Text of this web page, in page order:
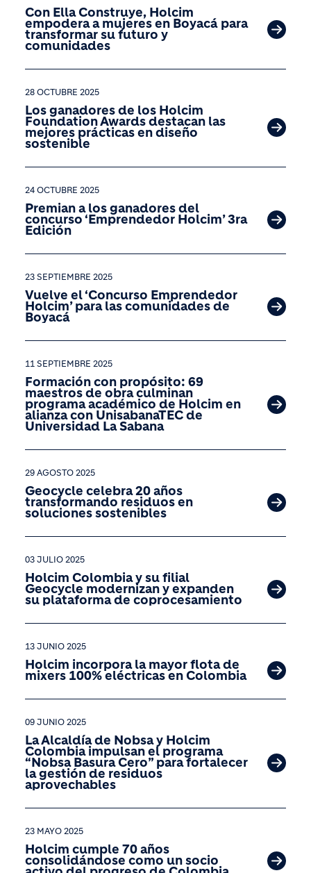
Con Ella Construye, Holcim
empodera a mujeres en Boyacá para
transformar su futuro y
comunidades
28 OCTUBRE 2025
Los ganadores de los Holcim
Foundation Awards destacan las
mejores prácticas en diseño
sostenible
24 OCTUBRE 2025
Premian a los ganadores del
concurso ‘Emprendedor Holcim’ 3ra
Edición
23 SEPTIEMBRE 2025
Vuelve el ‘Concurso Emprendedor
Holcim’ para las comunidades de
Boyacá
11 SEPTIEMBRE 2025
Formación con propósito: 69
maestros de obra culminan
programa académico de Holcim en
alianza con UnisabanaTEC de
Universidad La Sabana
29 AGOSTO 2025
Geocycle celebra 20 años
transformando residuos en
soluciones sostenibles
03 JULIO 2025
Holcim Colombia y su filial
Geocycle modernizan y expanden
su plataforma de coprocesamiento
13 JUNIO 2025
Holcim incorpora la mayor flota de
mixers 100% eléctricas en Colombia
09 JUNIO 2025
La Alcaldía de Nobsa y Holcim
Colombia impulsan el programa
“Nobsa Basura Cero” para fortalecer
la gestión de residuos
aprovechables
23 MAYO 2025
Holcim cumple 70 años
consolidándose como un socio